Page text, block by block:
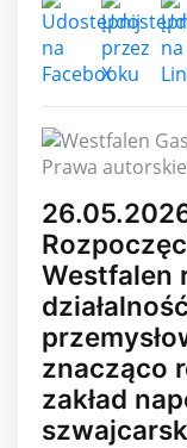
Prawa
Westfalen
znacząco
zakład